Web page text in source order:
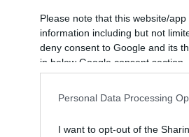
Please note that this website/
information including but not
deny consent to Google and its
in below Google consent section.
Personal Data Processing
I want to opt-out of the